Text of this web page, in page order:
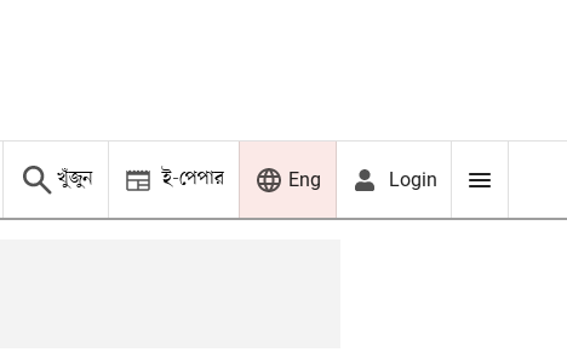
খুঁজুন ই-পেপার Eng Login